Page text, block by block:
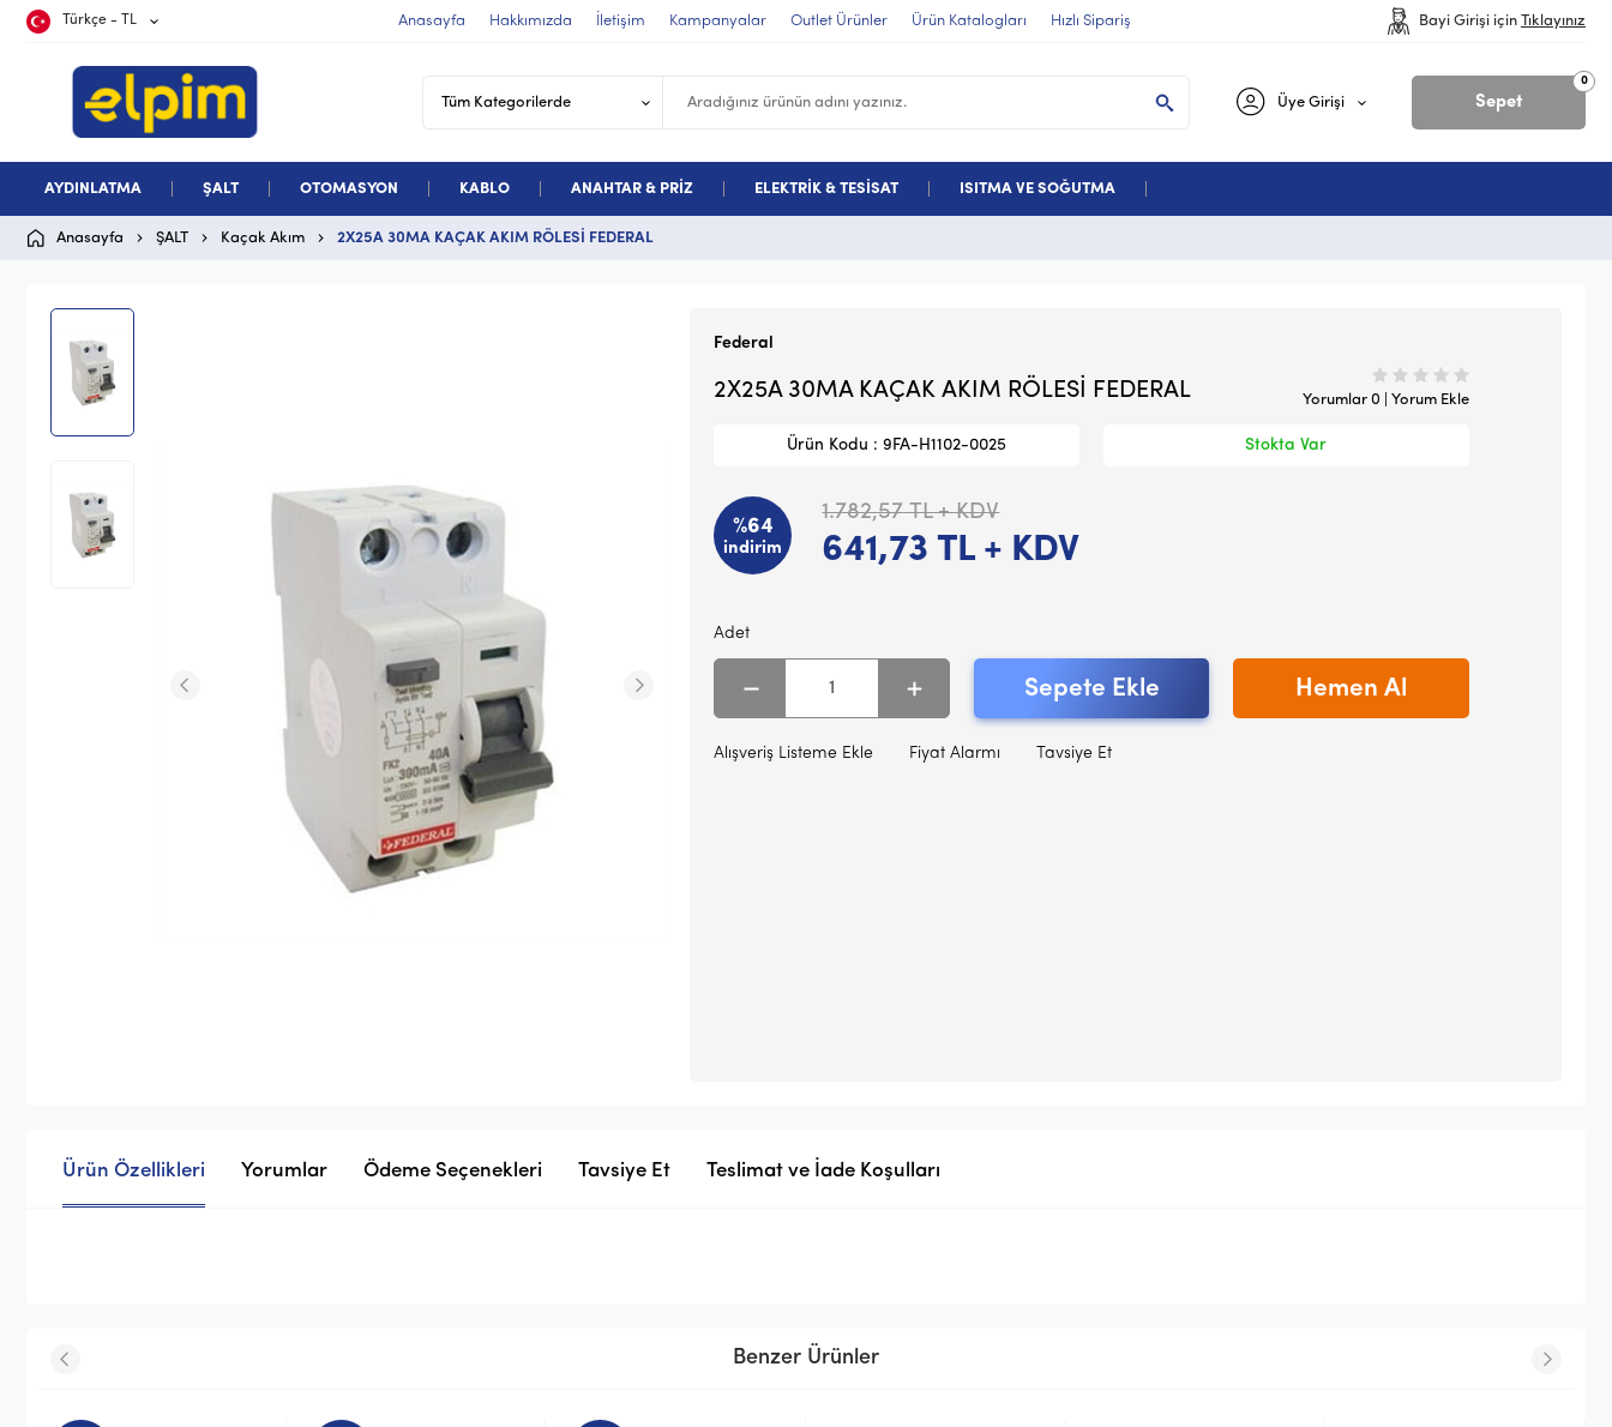
Türkçe - TL Anasayfa Hakkımızda İletişim Kampanyalar Outlet Ürünler Ürün Katalogları Hızlı Sipariş Bayi Girişi için Tıklayınız
Sepet
0
Üye Girişi
AYDINLATMA ŞALT OTOMASYON KABLO ANAHTAR & PRİZ ELEKTRİK & TESİSAT ISITMA VE SOĞUTMA
Anasayfa ŞALT Kaçak Akım 2X25A 30MA KAÇAK AKIM RÖLESİ FEDERAL
Federal
2X25A 30MA KAÇAK AKIM RÖLESİ FEDERAL Yorumlar 0 | Yorum Ekle
Ürün Kodu : 9FA-H1102-0025 Stokta Var
%64
indirim
1.782,57TL + KDV
641,73 TL + KDV
Adet
Sepete Ekle Hemen Al
Alışveriş Listeme Ekle Fiyat Alarmı Tavsiye Et
Ürün Özellikleri Yorumlar Ödeme Seçenekleri Tavsiye Et Teslimat ve İade Koşulları
Benzer Ürünler